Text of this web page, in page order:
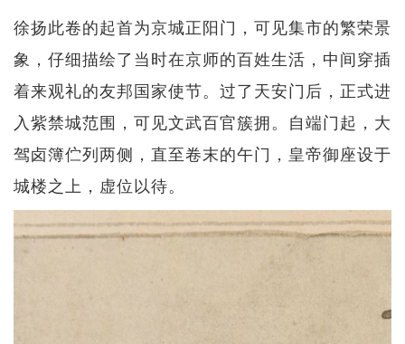
徐扬此卷的起首为京城正阳门，可见集市的繁荣景
象，仔细描绘了当时在京师的百姓生活，中间穿插
着来观礼的友邦国家使节。过了天安门后，正式进
入紫禁城范围，可见文武百官簇拥。自端门起，大
驾卤簿伫列两侧，直至卷末的午门，皇帝御座设于
城楼之上，虚位以待。